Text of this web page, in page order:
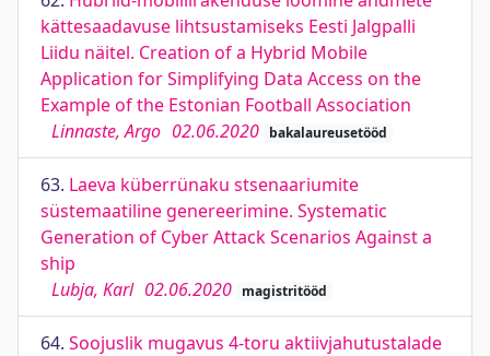
kättesaadavuse lihtsustamiseks Eesti Jalgpalli
Liidu näitel. Creation of a Hybrid Mobile
Application for Simplifying Data Access on the
Example of the Estonian Football Association
Linnaste, Argo 02.06.2020 bakalaureusetööd
63. Laeva küberrünaku stsenaariumite
süstemaatiline genereerimine. Systematic
Generation of Cyber Attack Scenarios Against a
ship
Lubja, Karl 02.06.2020 magistritööd
64. Soojuslik mugavus 4-toru aktiivjahutustalade